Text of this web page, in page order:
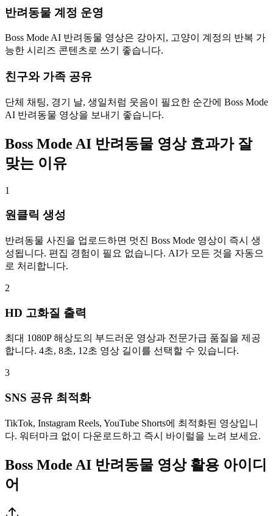
반려동물 계정 운영
Boss Mode AI 반려동물 영상은 강아지, 고양이 계정의 반복 가
능한 시리즈 콘텐츠로 쓰기 좋습니다.
친구와 가족 공유
단체 채팅, 경기 날, 생일처럼 웃음이 필요한 순간에 Boss Mode
AI 반려동물 영상을 보내기 좋습니다.
Boss Mode AI 반려동물 영상 효과가 잘
맞는 이유
1
원클릭 생성
반려동물 사진을 업로드하면 멋진 Boss Mode 영상이 즉시 생
성됩니다. 편집 경험이 필요 없습니다. AI가 모든 것을 자동으
로 처리합니다.
2
HD 고화질 출력
최대 1080P 해상도의 부드러운 영상과 전문가급 품질을 제공
합니다. 4초, 8초, 12초 영상 길이를 선택할 수 있습니다.
3
SNS 공유 최적화
TikTok, Instagram Reels, YouTube Shorts에 최적화된 영상입니
다. 워터마크 없이 다운로드하고 즉시 바이럴을 노려 보세요.
Boss Mode AI 반려동물 영상 활용 아이디
어